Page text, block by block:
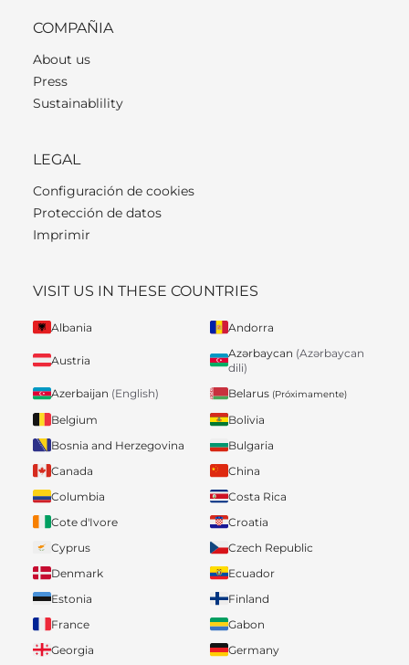
COMPAÑIA
About us
Press
Sustainablility
LEGAL
Configuración de cookies
Protección de datos
Imprimir
VISIT US IN THESE COUNTRIES
Albania Andorra
Austria
Azərbaycan (Azərbaycan
dili)
Azerbaijan (English) Belarus (Próximamente)
Belgium
Bolivia
Bosnia and Herzegovina
Bulgaria
Canada
China
Columbia
Costa Rica
Cote d'Ivore
Croatia
Cyprus
Czech Republic
Denmark
Ecuador
Estonia
Finland
France
Gabon
Georgia
Germany